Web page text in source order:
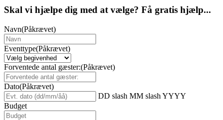
Skal vi hjælpe dig med at vælge? Få gratis hjælp...
Navn(Påkrævet)
Eventtype(Påkrævet)
Forventede antal gæster:(Påkrævet)
Dato(Påkrævet)
DD slash MM slash YYYY
Budget